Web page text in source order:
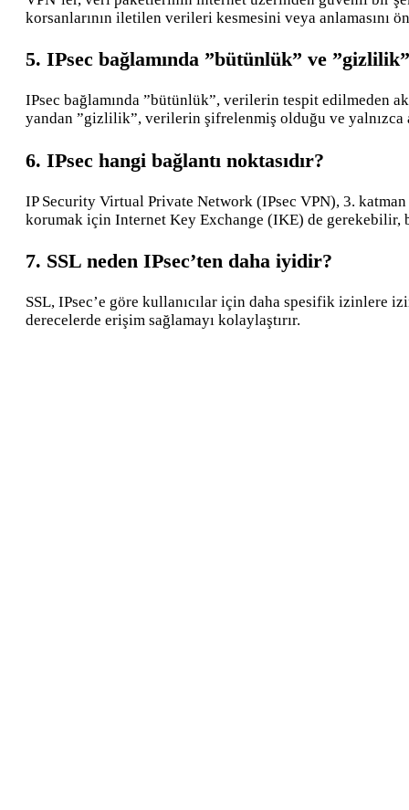
korsanlarının iletilen verileri kesmesini veya anlamasını
5. IPsec bağlamında ”bütünlük” ve
IPsec bağlamında ”bütünlük”, verilerin tespit edilmeden
yandan ”gizlilik”, verilerin şifrelenmiş olduğu ve yalnızca
6. IPsec hangi bağlantı noktasıdır?
IP Security Virtual Private Network (IPsec VPN), 3.
korumak için Internet Key Exchange (IKE) de gerekebilir,
7. SSL neden IPsec’ten daha iyidir?
SSL, IPsec’e göre kullanıcılar için daha spesifik
derecelerde erişim sağlamayı kolaylaştırır.